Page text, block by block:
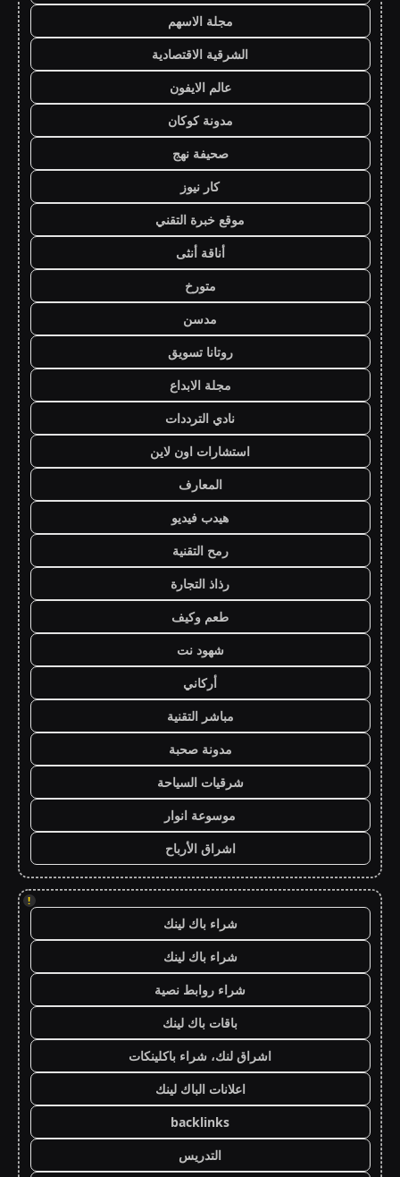
مجلة الاسهم
الشرقية الاقتصادية
عالم الايفون
مدونة كوكان
صحيفة نهج
كار نيوز
موقع خبرة التقني
أناقة أنثى
متورخ
مدسن
روتانا تسويق
مجلة الابداع
نادي الترددات
استشارات اون لاين
المعارف
هيدب فيديو
رمح التقنية
رذاذ التجارة
طعم وكيف
شهود نت
أركاني
مباشر التقنية
مدونة صحبة
شرقيات السياحة
موسوعة انوار
اشراق الأرباح
!
شراء باك لينك
شراء باك لينك
شراء روابط نصية
باقات باك لينك
اشراق لنك، شراء باكلينكات
اعلانات الباك لينك
backlinks
التدريس